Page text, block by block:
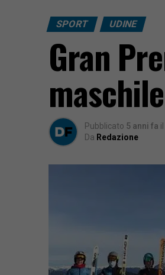
SPORT UDINE
Gran
maschile
Pubblicato 5 anni fa il
Da Redazione